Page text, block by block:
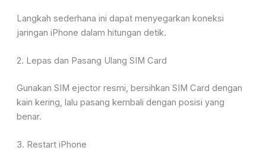
Langkah sederhana ini dapat menyegarkan koneksi
jaringan iPhone dalam hitungan detik.
2. Lepas dan Pasang Ulang SIM Card
Gunakan SIM ejector resmi, bersihkan SIM Card dengan
kain kering, lalu pasang kembali dengan posisi yang
benar.
3. Restart iPhone